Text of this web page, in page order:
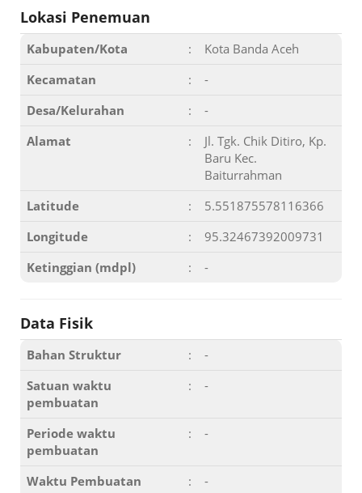
Lokasi Penemuan
Kabupaten/Kota :
Kota Banda Aceh
Kecamatan
:
-
Desa/Kelurahan
:
-
Alamat
:
Jl. Tgk. Chik Ditiro, Kp.
Baru Kec.
Baiturrahman
Latitude
:
5.551875578116366
Longitude
:
95.32467392009731
Ketinggian (mdpl)
: -
Data Fisik
Bahan Struktur :
-
Satuan waktu
pembuatan
: -
Periode waktu
pembuatan
: -
Waktu Pembuatan :
-